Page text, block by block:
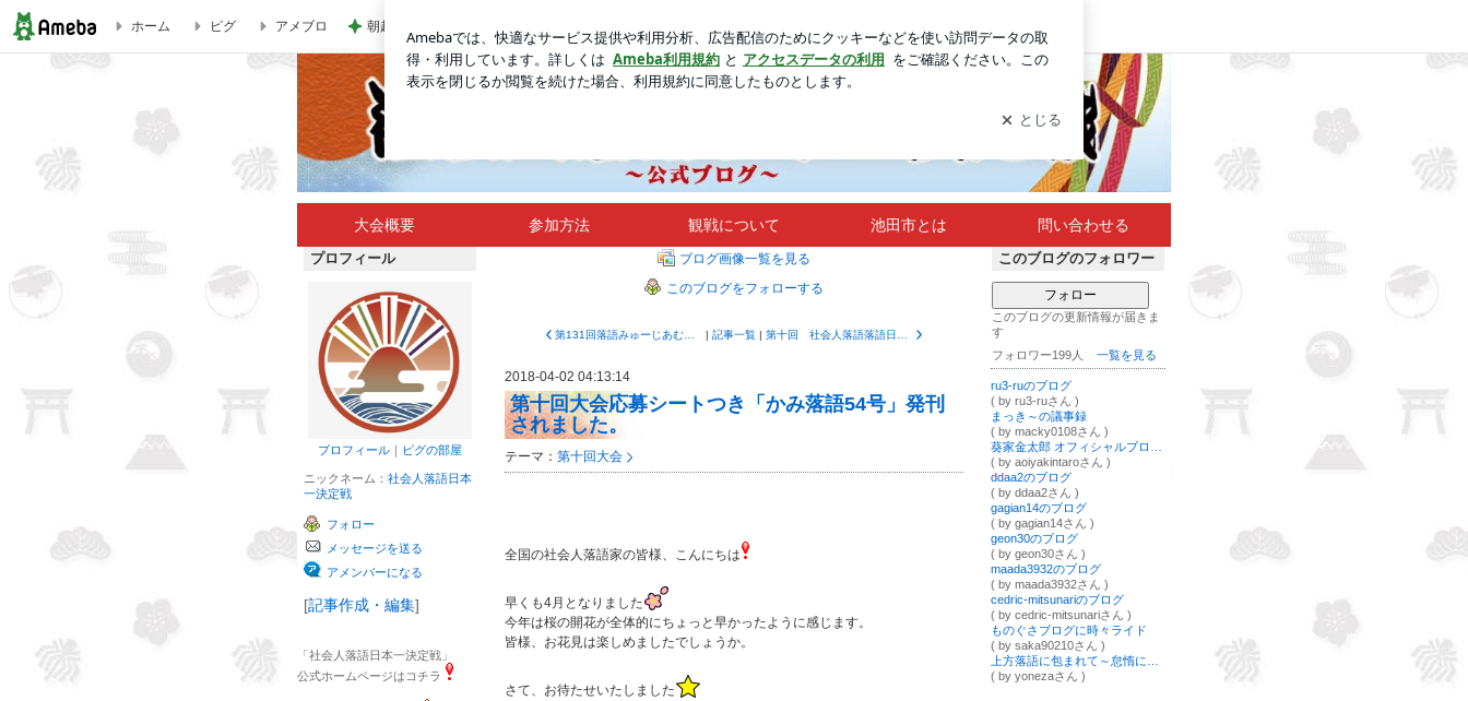
第十回大会応募シートつき「かみ落語54号」発刊されました。 | 社会人落語日本一決定戦
ホーム ピグ アメブロ 朝起きて3秒でパンツ一丁の男児
プロフィール
プロフィール ｜ ピグの部屋
ニックネーム： 社会人落語日本
一決定戦
フォロー
メッセージを送る
アメンバーになる
[記事作成・編集]
「社会人落語日本一決定戦」
公式ホームページはコチラ
大会概要 参加方法 観戦について 池田市とは 問い合わせる
ブログ画像一覧を見る
このブログをフォローする
| 記事一覧 |
2018-04-02 04:13:14
第十回大会応募シートつき「かみ落語54号」発刊
されました。
テーマ： 第十回大会
全国の社会人落語家の皆様、こんにちは
早くも4月となりました
今年は桜の開花が全体的にちょっと早かったように感じます。
皆様、お花見は楽しめましたでしょうか。
さて、お待たせいたしました
このブログのフォロワー
フォロー
このブログの更新情報が届きま
す
フォロワー199人
一覧を見る
ru3-ruのブログ
( by ru3-ruさん )
まっき～の議事録
( by macky0108さん )
( by aoiyakintaroさん )
ddaa2のブログ
( by ddaa2さん )
gagian14のブログ
( by gagian14さん )
geon30のブログ
( by geon30さん )
maada3932のブログ
( by maada3932さん )
cedric-mitsunariのブログ
( by cedric-mitsunariさん )
ものぐさブログに時々ライド
( by saka90210さん )
( by yonezaさん )